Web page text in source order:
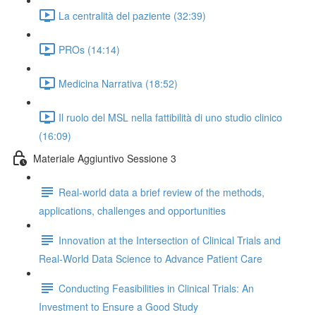
La centralità del paziente (32:39)
PROs (14:14)
Medicina Narrativa (18:52)
Il ruolo del MSL nella fattibilità di uno studio clinico
(16:09)
Materiale Aggiuntivo Sessione 3
Real-world data a brief review of the methods,
applications, challenges and opportunities
Innovation at the Intersection of Clinical Trials and
Real-World Data Science to Advance Patient Care
Conducting Feasibilities in Clinical Trials: An
Investment to Ensure a Good Study